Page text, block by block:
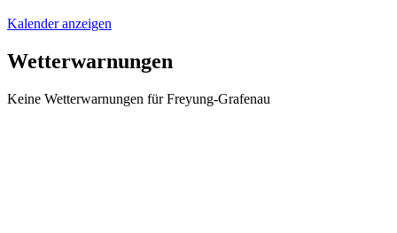
Kalender anzeigen
Wetterwarnungen
Keine Wetterwarnungen für Freyung-Grafenau